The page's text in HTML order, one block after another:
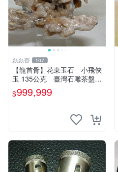
磊磊齋 107
【龍首骨】花東玉石 小飛俠
玉 135公克 臺灣石雕茶盤石
雕龜甲石雕太極石太極玉太極
禪太極台灣藍寶石總統石老撾
$999,999